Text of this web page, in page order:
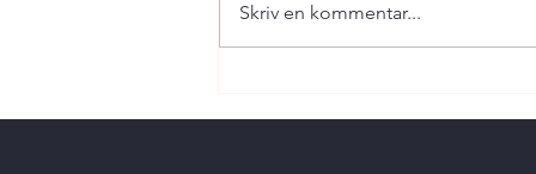
Skriv en kommentar...